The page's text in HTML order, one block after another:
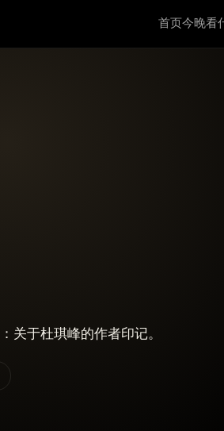
首页今晚看
关于杜琪峰的作者印记。